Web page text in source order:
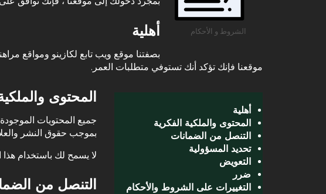
الشروط و الأحكام أهلية
موقعنا فإنك تؤكد أنك تستوفي متطلبات العمر.
أهلية
المحتوى والملكية الفكرية
التنصل من الضمانات
تحديد المسؤولية
التعويض
ضرر
التغييرات على الشروط والأحكام
المحتوى
بموجب حقوق النشر
لا يسمح لك باستخدام
التنصل من